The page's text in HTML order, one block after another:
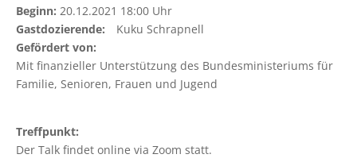
Beginn: 20.12.2021 18:00 Uhr
Gastdozierende: Kuku Schrapnell
Gefördert von:
Mit finanzieller Unterstützung des Bundesministeriums für
Familie, Senioren, Frauen und Jugend
Treffpunkt:
Der Talk findet online via Zoom statt.